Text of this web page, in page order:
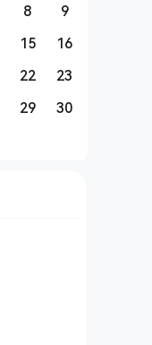
8
9
15
16
22
23
29
30